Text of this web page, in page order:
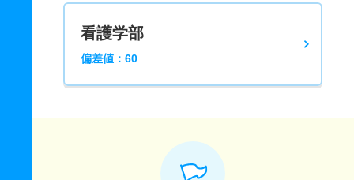
看護学部
偏差値：60